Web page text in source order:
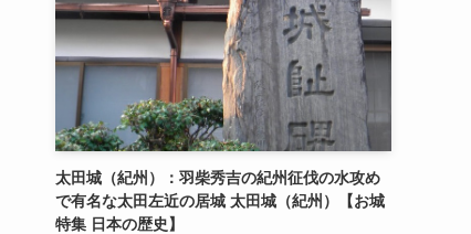
太田城（紀州）：羽柴秀吉の紀州征伐の水攻め
で有名な太田左近の居城 太田城（紀州）【お城
特集 日本の歴史】